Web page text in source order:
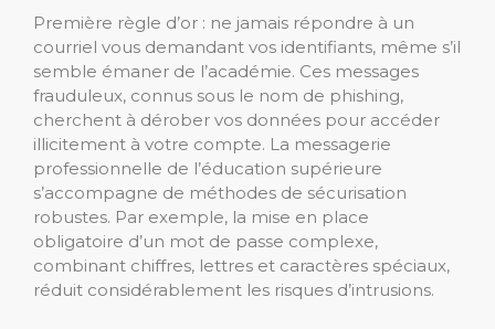
Première règle d’or : ne jamais répondre à un
courriel vous demandant vos identifiants, même s’il
semble émaner de l’académie. Ces messages
frauduleux, connus sous le nom de phishing,
cherchent à dérober vos données pour accéder
illicitement à votre compte. La messagerie
professionnelle de l’éducation supérieure
s’accompagne de méthodes de sécurisation
robustes. Par exemple, la mise en place
obligatoire d’un mot de passe complexe,
combinant chiffres, lettres et caractères spéciaux,
réduit considérablement les risques d’intrusions.